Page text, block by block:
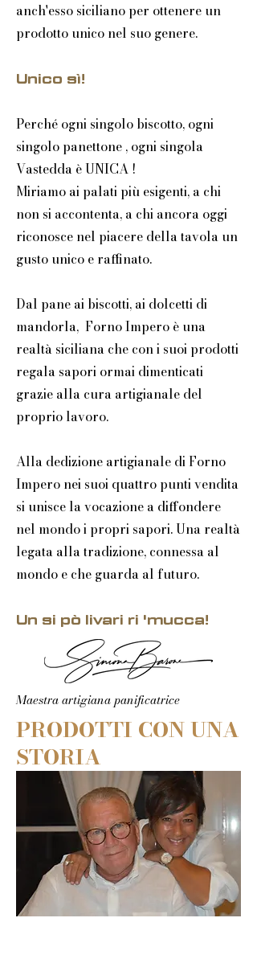
anch'esso siciliano per ottenere un
prodotto unico nel suo genere.
Unico sì!
Perché ogni singolo biscotto, ogni
singolo panettone , ogni singola
Vastedda è UNICA !
Miriamo ai palati più esigenti, a chi
non si accontenta, a chi ancora oggi
riconosce nel piacere della tavola un
gusto unico e raffinato.
Dal pane ai biscotti, ai dolcetti di
mandorla, Forno Impero è una
realtà siciliana che con i suoi prodotti
regala sapori ormai dimenticati
grazie alla cura artigianale del
proprio lavoro.
Alla dedizione artigianale di Forno
Impero nei suoi quattro punti vendita
si unisce la vocazione a diffondere
nel mondo i propri sapori. Una realtà
legata alla tradizione, connessa al
mondo e che guarda al futuro.
Un si pò livari ri 'mucca!
Maestra artigiana panificatrice
PRODOTTI CON UNA
STORIA